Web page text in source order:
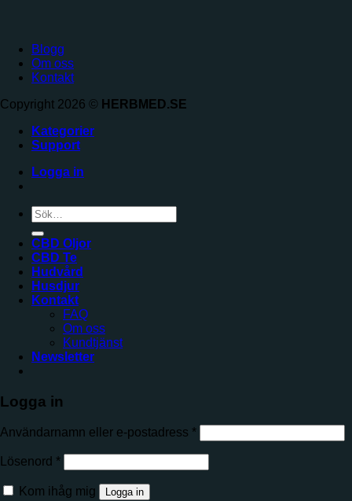
Blogg
Om oss
Kontakt
Copyright 2026 © HERBMED.SE
Kategorier
Support
Logga in
Sök
efter:
CBD Oljor
CBD Te
Hudvård
Husdjur
Kontakt
FAQ
Om oss
Kundtjänst
Newsletter
Logga in
Användarnamn eller e-postadress *
Lösenord *
Kom ihåg mig Logga in